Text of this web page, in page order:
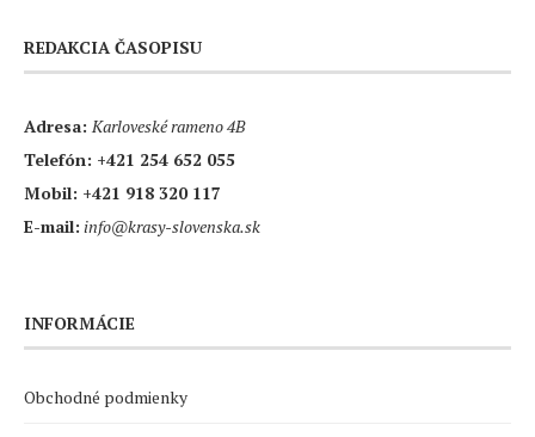
REDAKCIA ČASOPISU
Adresa: Karloveské rameno 4B
Telefón: +421 254 652 055
Mobil: +421 918 320 117
E-mail: info@krasy-slovenska.sk
INFORMÁCIE
Obchodné podmienky